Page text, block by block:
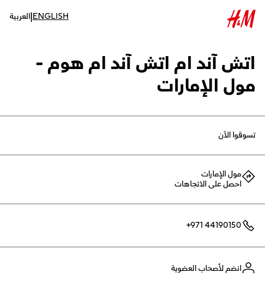
ENGLISH
|العربية
اتش آند ام اتش آند ام هوم -
مول الإمارات
تسوقوا الآن
مول الإمارات
احصل على الاتجاهات
+971 44190150
انضم لأصحاب العضوية